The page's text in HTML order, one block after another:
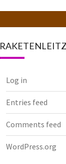
Log in
Entries feed
Comments feed
WordPress.org